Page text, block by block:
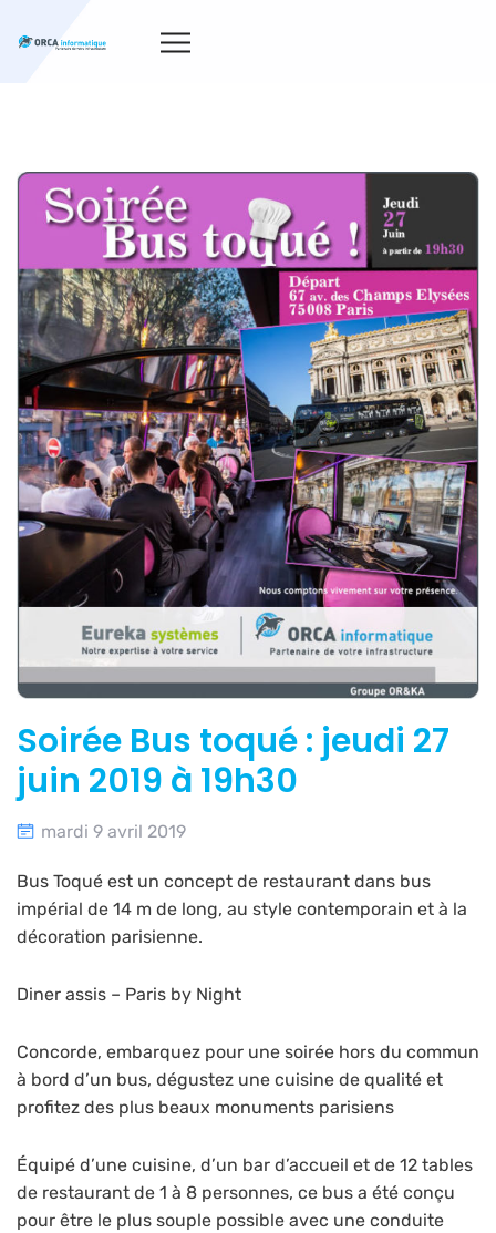
Soirée Bus toqué : jeudi 27
juin 2019 à 19h30
mardi 9 avril 2019
Bus Toqué est un concept de restaurant dans bus
impérial de 14 m de long, au style contemporain et à la
décoration parisienne.
Diner assis – Paris by Night
Concorde, embarquez pour une soirée hors du commun
à bord d’un bus, dégustez une cuisine de qualité et
profitez des plus beaux monuments parisiens
Équipé d’une cuisine, d’un bar d’accueil et de 12 tables
de restaurant de 1 à 8 personnes, ce bus a été conçu
pour être le plus souple possible avec une conduite